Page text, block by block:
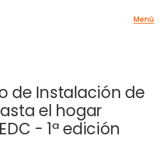
Menú
de Instalación de
el hogar
- 1ª edición